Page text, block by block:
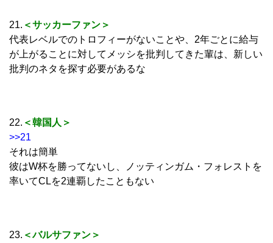
21. ＜サッカーファン＞
代表レベルでのトロフィーがないことや、2年ごとに給与
が上がることに対してメッシを批判してきた輩は、新しい
批判のネタを探す必要があるな
22. ＜韓国人＞
>>21
それは簡単
彼はW杯を勝ってないし、ノッティンガム・フォレストを
率いてCLを2連覇したこともない
23. ＜バルサファン＞